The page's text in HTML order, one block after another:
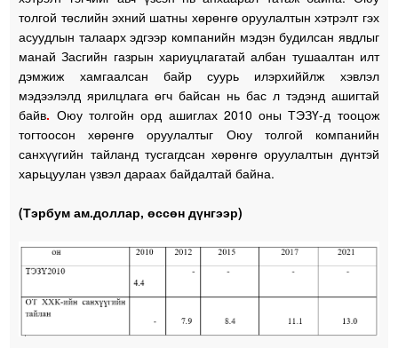
толгой төслийн эхний шатны хөрөнгө оруулалтын хэтрэлт гэх
асуудлын талаарх эдгээр компанийн мэдэн будилсан явдлыг
манай Засгийн газрын хариуцлагатай албан тушаалтан илт
дэмжиж хамгаалсан байр суурь илэрхиййлж хэвлэл
мэдээлэлд ярилцлага өгч байсан нь бас л тэдэнд ашигтай
байв. Оюу толгойн орд ашиглах 2010 оны ТЭЗҮ-д тооцож
тогтоосон хөрөнгө оруулалтыг Оюу толгой компанийн
санхүүгийн тайланд тусгагдсан хөрөнгө оруулалтын дүнтэй
харьцуулан үзвэл дараах байдалтай байна.
(Тэрбум ам.доллар, өссөн дүнгээр)